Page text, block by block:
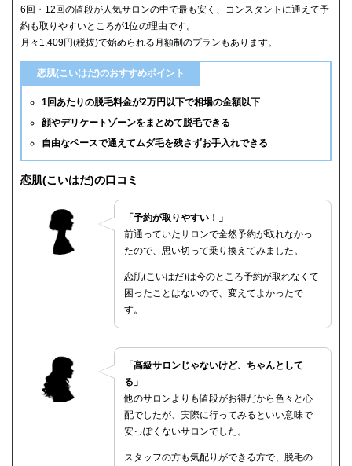
6回・12回の値段が人気サロンの中で最も安く、コンスタントに通えて予
約も取りやすいところが1位の理由です。
月々1,409円(税抜)で始められる月額制のプランもあります。
恋肌(こいはだ)のおすすめポイント
1回あたりの脱毛料金が2万円以下で相場の金額以下
顔やデリケートゾーンをまとめて脱毛できる
自由なペースで通えてムダ毛を残さずお手入れできる
恋肌(こいはだ)の口コミ
「予約が取りやすい！」
前通っていたサロンで全然予約が取れなかっ
たので、思い切って乗り換えてみました。
恋肌(こいはだ)は今のところ予約が取れなくて
困ったことはないので、変えてよかったで
す。
「高級サロンじゃないけど、ちゃんとして
る」
他のサロンよりも値段がお得だから色々と心
配でしたが、実際に行ってみるといい意味で
安っぽくないサロンでした。
スタッフの方も気配りができる方で、脱毛の